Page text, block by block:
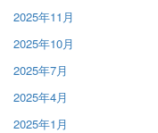
2025年11月
2025年10月
2025年7月
2025年4月
2025年1月